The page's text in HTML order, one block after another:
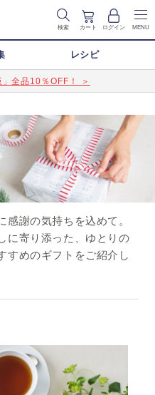
検索 カート ログイン MENU
レシピ
」全品10％OFF！ ＞
感謝の気持ちを込めて。
に寄り添った、ゆとりの
すめのギフトをご紹介し